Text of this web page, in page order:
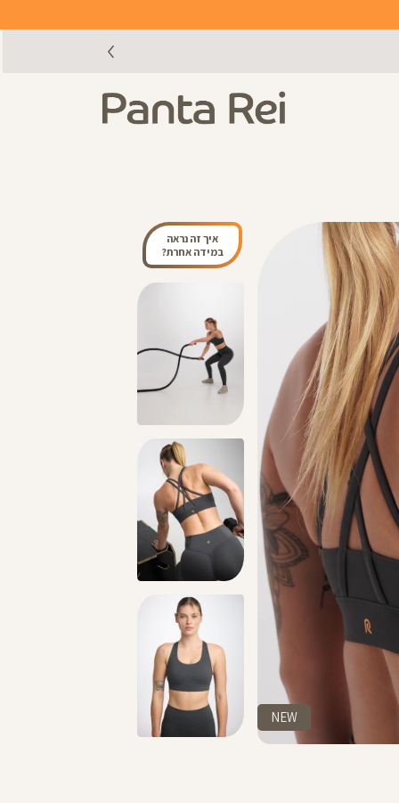
>> משלוח 2-4 ימי עסקים!
איך זה נראה
במידה אחרת?
NEW